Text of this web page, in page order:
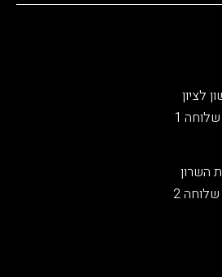
שלוחה 1
שלוחה 2